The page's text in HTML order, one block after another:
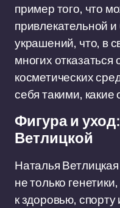
пример того, что
привлекательной
украшений, что, в
многих отказаться
косметических
себя такими, какие
Фигура и
Ветлицкой
Наталья
не только
к здоровью,